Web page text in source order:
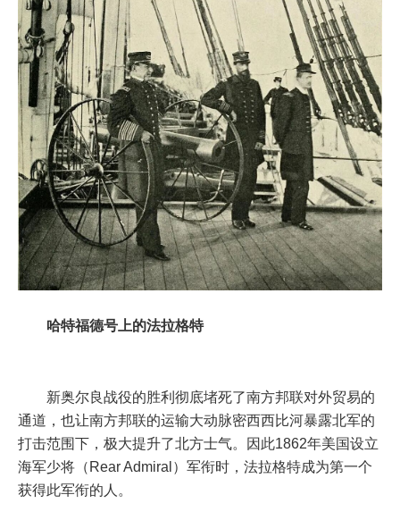
哈特福德号上的法拉格特
新奥尔良战役的胜利彻底堵死了南方邦联对外贸易的
通道，也让南方邦联的运输大动脉密西西比河暴露北军的
打击范围下，极大提升了北方士气。因此1862年美国设立
海军少将（Rear Admiral）军衔时，法拉格特成为第一个
获得此军衔的人。